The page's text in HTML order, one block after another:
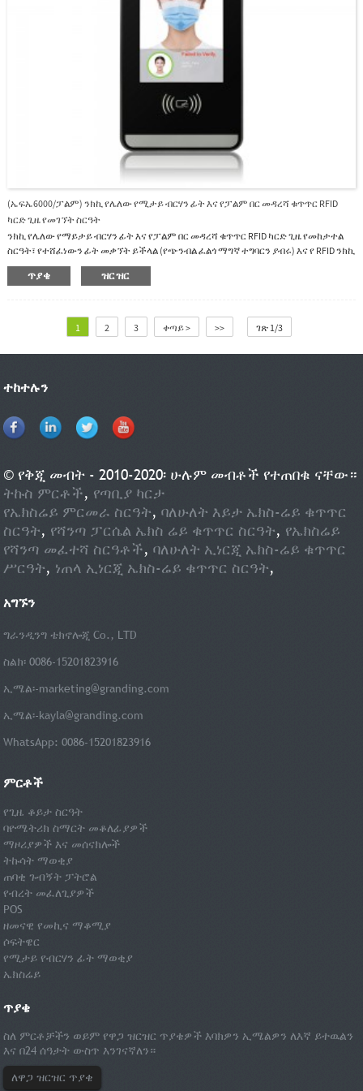
(ኤፍኤ6000/ፓልም) ንክኪ የሌለው የሚታይ ብርሃን ፊት እና የፓልም በር መዳረሻ ቁጥጥር RFID
ካርድ ጊዜ የመገኘት ስርዓት
ንክኪ የሌለው የማይታይ ብርሃን ፊት እና የፓልም በር መዳረሻ ቁጥጥር RFID ካርድ ጊዜ የመከታተል
ስርዓት፣ የተሸፈነውን ፊት መቃኘት ይችላል (የጭንብል ፈልጎ ማግኛ ተግባርን ያብሩ) እና የ RFID ንክኪ
አልባ ካርዶችን እና የዘንባባ ማረጋገጫን ይቃኛል።በጨለማ አካባቢ ውስጥ ተጨማሪ ብርሃን.እውቂያ
ያልሆነ መዳረሻውን ደህንነቱ በተጠበቀ እና በንፅህና መንገድ ያደርገዋል።የግንኙነት መንገድ TCP/IP፣
(ባህላዊ እና ቀላል) እና የመሳሰሉት.ተጠቃሚ የሚፈልጉትን ቋንቋ መምረጥ ይችላሉ።
ጥያቄ ዝርዝር
1 2 3 ቀጣይ > >> ገጽ 1/3
ተከተሉን
© የቅጂ መብት - 2010-2020፡ ሁሉም መብቶች የተጠበቁ ናቸው።
ትኩስ ምርቶች, የጣቢያ ካርታ
የኤክስሬይ ምርመራ ስርዓት,ባለሁለት እይታ ኤክስ-ሬይ ቁጥጥር
ስርዓት, የሻንጣ ፓርሴል ኤክስ ሬይ ቁጥጥር ስርዓት, የኤክስሬይ
የሻንጣ መፈተሻ ስርዓቶች,ባለሁለት ኢነርጂ ኤክስ-ሬይ ቁጥጥር
ሥርዓት, ነጠላ ኢነርጂ ኤክስ-ሬይ ቁጥጥር ስርዓት,
አግኙን
ግራንዲንግ ቴክኖሎጂ Co., LTD
ስልክ፡ 0086-15201823916
ኢሜል፡-marketing@granding.com
ኢሜል፡-kayla@granding.com
WhatsApp: 0086-15201823916
ምርቶች
የጊዜ ቆይታ ስርዓት
ባዮሜትሪክ ስማርት መቆለፊያዎች
ማዞሪያዎች እና መሰናክሎች
ትኩሳት ማወቂያ
ጠባቂ ጉብኝት ፓትሮል
የብረት መፈለጊያዎች
POS
ዘመናዊ የመኪና ማቆሚያ
ሶፍትዌር
የሚታይ የብርሃን ፊት ማወቂያ
ኤክስሬይ
ጥያቄ
ስለ ምርቶቻችን ወይም የዋጋ ዝርዝር ጥያቄዎች እባክዎን ኢሜልዎን ለእኛ ይተዉልን
እና በ24 ሰዓታት ውስጥ እንገናኛለን።
ለዋጋ ዝርዝር ጥያቄ